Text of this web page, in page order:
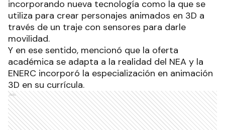
incorporando nueva tecnología como la que se
utiliza para crear personajes animados en 3D a
través de un traje con sensores para darle
movilidad.
Y en ese sentido, mencionó que la oferta
académica se adapta a la realidad del NEA y la
ENERC incorporó la especialización en animación
3D en su currícula.
Ads